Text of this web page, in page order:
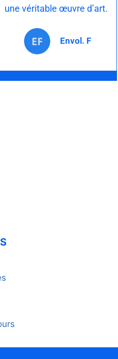
une véritable œuvre d’art.
Envol. F